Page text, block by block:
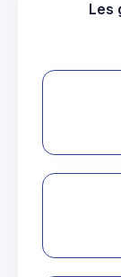
Les